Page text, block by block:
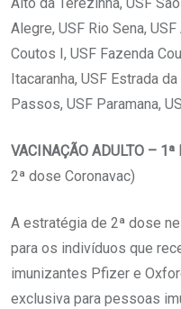
Alegre, USF Rio Sena,
Coutos I, USF Fazenda
Itacaranha, USF Estrada
Passos, USF Paramana,
VACINAÇÃO ADULTO – 1ª
2ª dose Coronavac)
A estratégia de 2ª dose
para os indivíduos que
imunizantes Pfizer e
exclusiva para pessoas